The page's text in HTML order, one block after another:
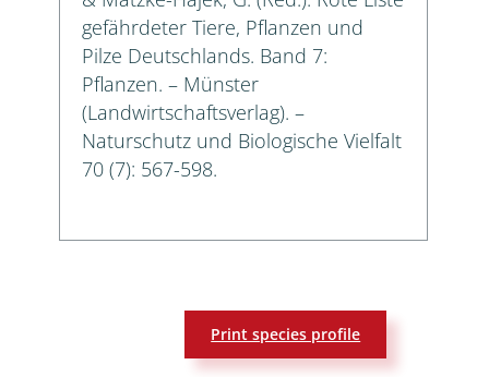
gefährdeter Tiere, Pflanzen und
Pilze Deutschlands. Band 7:
Pflanzen. – Münster
(Landwirtschaftsverlag). –
Naturschutz und Biologische Vielfalt
70 (7): 567-598.
Print species profile